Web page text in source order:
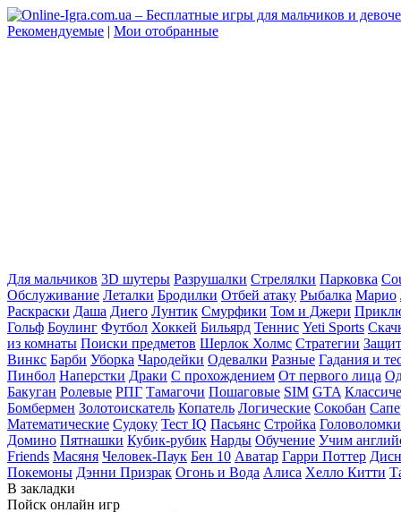
Рекомендуемые | Мои отобранные
Для мальчиков 3D шутеры Разрушалки Стрелялки Парковка
Обслуживание Леталки Бродилки Отбей атаку Рыбалка Марио
Раскраски Даша Диего Лунтик Смурфики Том и Джери
Гольф Боулинг Футбол Хоккей Бильярд Теннис Yeti Sports
из комнаты Поиски предметов Шерлок Холмс Стратегии
Винкс Барби Уборка Чародейки Одевалки Разные Гадания и
Пинбол Наперстки Драки С прохождением От первого лица
Бакуган Ролевые РПГ Тамагочи Пошаговые SIM GTA
Бомбермен Золотоискатель Копатель Логические Сокобан
Математические Судоку Тест IQ Пасьянс Стройка Головоломки
Домино Пятнашки Кубик-рубик Нарды Обучение Учим
Friends Масяня Человек-Паук Бен 10 Аватар Гарри Поттер
Покемоны Дэнни Призрак Огонь и Вода Алиса Хелло Китти
В закладки
Пойск онлайн игр